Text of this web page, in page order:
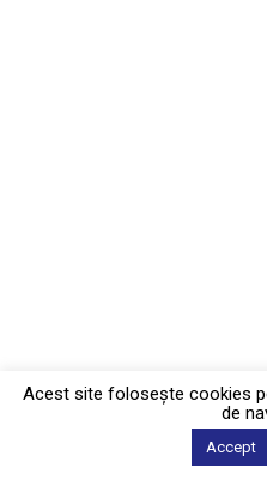
Acest site foloseşte cookies
de
Accept